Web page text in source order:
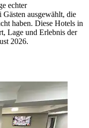
echter
ausgewählt, die
haben. Diese Hotels in
Lage und Erlebnis der
2026.